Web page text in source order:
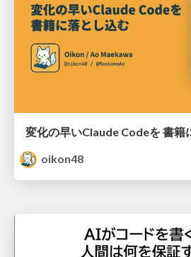
変化の早いClaude Codeを 書籍
oikon48